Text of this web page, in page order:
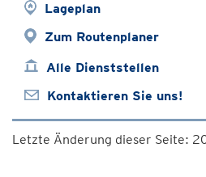
Lageplan
Zum Routenplaner
Alle Dienststellen
Kontaktieren Sie uns!
Letzte Änderung dieser Seite: